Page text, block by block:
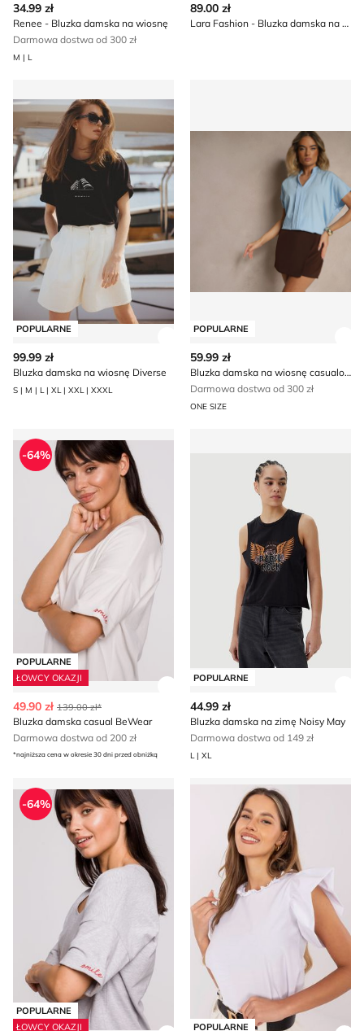
34.99 zł
Renee - Bluzka damska na wiosnę
Darmowa dostwa od 300 zł
M | L
89.00 zł
Lara Fashion - Bluzka damska na wiosnę
POPULARNE
99.99 zł
Bluzka damska na wiosnę Diverse
S | M | L | XL | XXL | XXXL
POPULARNE
59.99 zł
Bluzka damska na wiosnę casualowa Renee
Darmowa dostwa od 300 zł
ONE SIZE
Bluzka damska casual BeWear
POPULARNE
ŁOWCY OKAZJI
-64%
49.90 zł 139.00 zł*
Bluzka damska casual BeWear
Darmowa dostwa od 200 zł
*najniższa cena w okresie 30 dni przed obniżką
POPULARNE
44.99 zł
Bluzka damska na zimę Noisy May
Darmowa dostwa od 149 zł
L | XL
BeWear - Bluzka damska
POPULARNE
ŁOWCY OKAZJI
-64%
Bluzka damska wiosenna
POPULARNE